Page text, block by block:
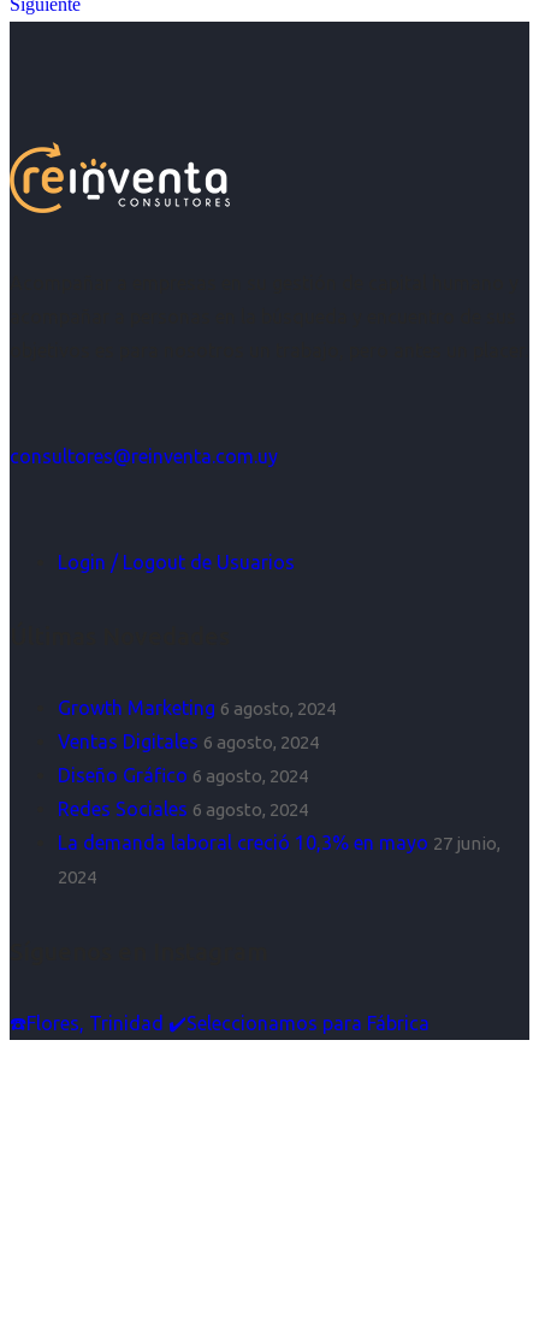
consultores@reinventa.com.uy
Login / Logout de Usuarios
Growth Marketing 6 agosto, 2024
Ventas Digitales 6 agosto, 2024
Diseño Gráfico 6 agosto, 2024
Redes Sociales 6 agosto, 2024
La demanda laboral creció 10,3% en mayo 27 junio,
2024
☎️Flores, Trinidad ✔️Seleccionamos para Fábrica